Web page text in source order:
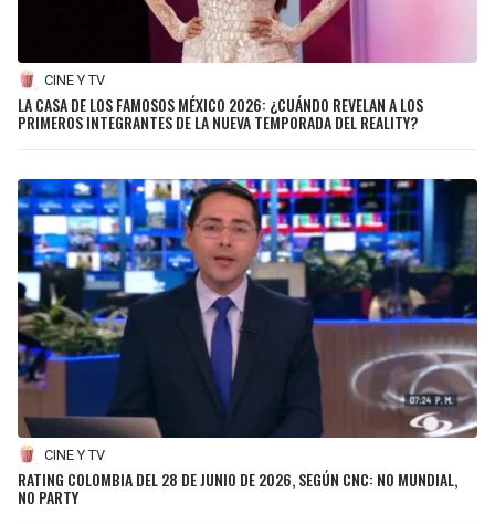
CINE Y TV
LA CASA DE LOS FAMOSOS MÉXICO 2026: ¿CUÁNDO REVELAN A LOS
PRIMEROS INTEGRANTES DE LA NUEVA TEMPORADA DEL REALITY?
CINE Y TV
RATING COLOMBIA DEL 28 DE JUNIO DE 2026, SEGÚN CNC: NO MUNDIAL,
NO PARTY